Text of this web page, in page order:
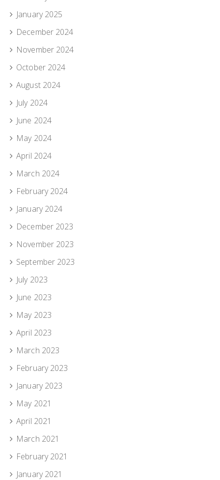
January 2025
December 2024
November 2024
October 2024
August 2024
July 2024
June 2024
May 2024
April 2024
March 2024
February 2024
January 2024
December 2023
November 2023
September 2023
July 2023
June 2023
May 2023
April 2023
March 2023
February 2023
January 2023
May 2021
April 2021
March 2021
February 2021
January 2021